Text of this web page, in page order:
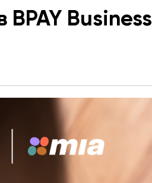
BPAY Business